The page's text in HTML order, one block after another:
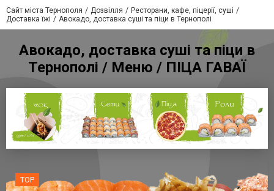
Сайт міста Тернополя Дозвілля
Ресторани, кафе, піцерії, суші
Доставка їжі
Авокадо, доставка суші та піци в Тернополі
Авокадо, доставка суші та піци в
Тернополі / Меню / ПІЦА ГАВАЇ
TOP